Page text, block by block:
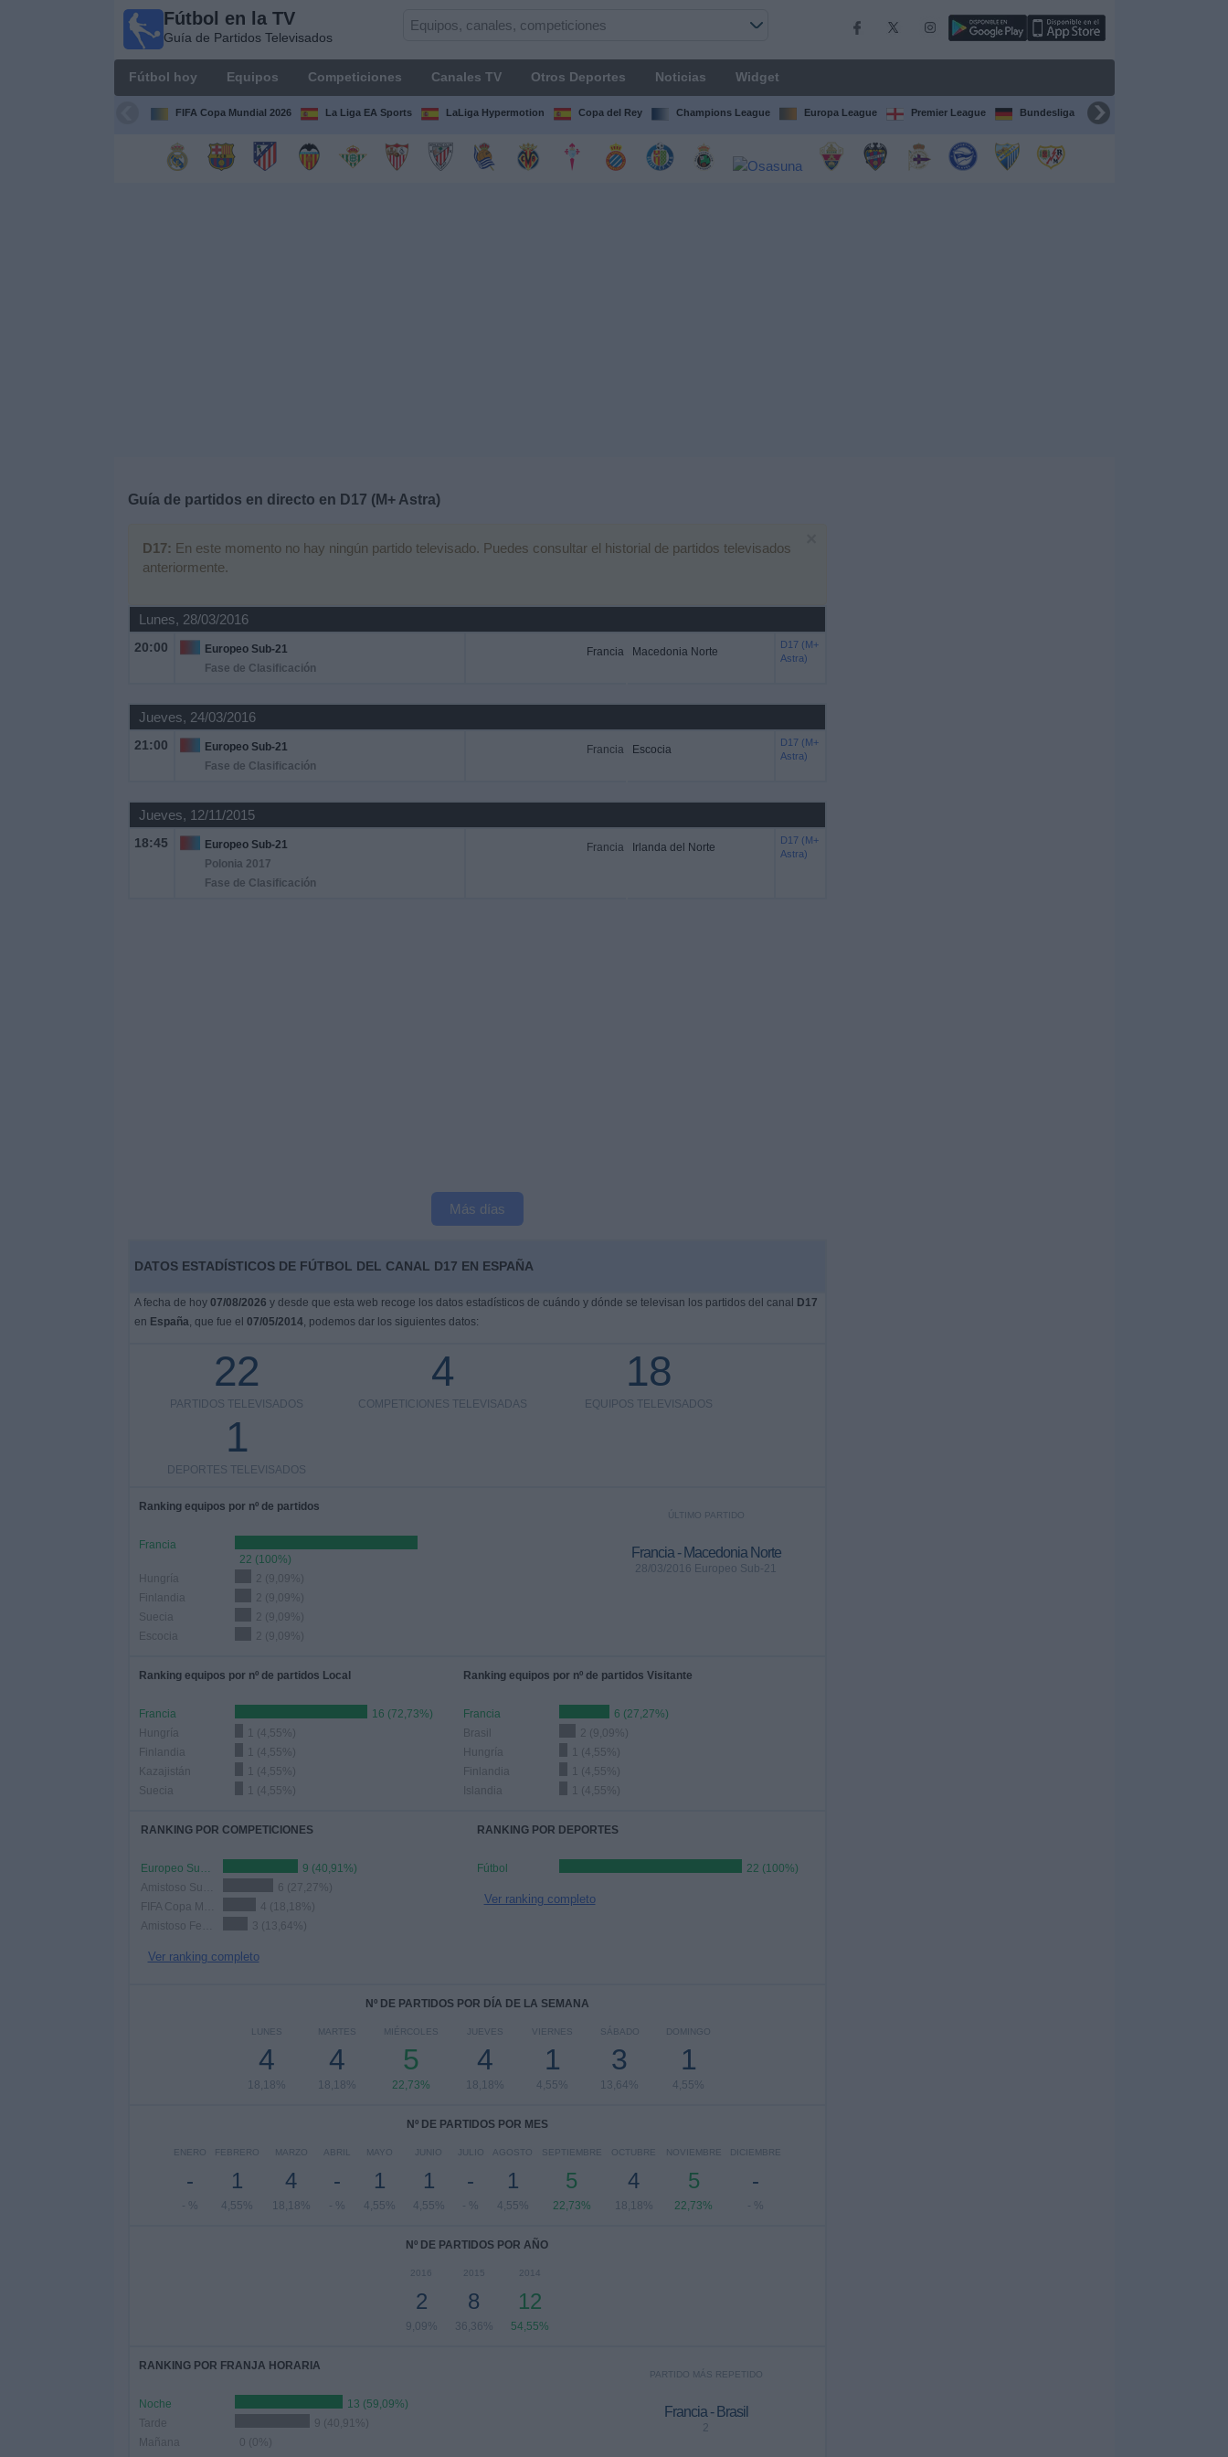
Fútbol en la TV
Guía de Partidos Televisados
Fútbol hoy Equipos Competiciones Canales TV Otros Deportes Noticias Widget
FIFA Copa Mundial 2026 La Liga EA Sports LaLiga Hypermotion Copa del Rey Champions League Europa League Premier League Bundesliga Supercopa de España
Guía de partidos en directo en D17 (M+ Astra)
D17: En este momento no hay ningún partido televisado. Puedes consultar el historial de partidos televisados
anteriormente.
Lunes, 28/03/2016
20:00
Europeo Sub-21
Fase de Clasificación
Francia Macedonia Norte
D17 (M+
Astra)
Jueves, 24/03/2016
21:00
Europeo Sub-21
Fase de Clasificación
Francia Escocia
D17 (M+
Astra)
Jueves, 12/11/2015
18:45
Europeo Sub-21
Polonia 2017
Fase de Clasificación
Francia Irlanda del Norte
D17 (M+
Astra)
Más días
DATOS ESTADÍSTICOS DE FÚTBOL DEL CANAL D17 EN ESPAÑA
A fecha de hoy 07/08/2026 y desde que esta web recoge los datos estadísticos de cuándo y dónde se televisan los partidos del canal D17
en España, que fue el 07/05/2014, podemos dar los siguientes datos:
22
PARTIDOS TELEVISADOS
4
COMPETICIONES TELEVISADAS
18
EQUIPOS TELEVISADOS
1
DEPORTES TELEVISADOS
Ranking equipos por nº de partidos
Francia
22 (100%)
Hungría
2 (9,09%)
Finlandia
2 (9,09%)
Suecia
2 (9,09%)
Escocia
2 (9,09%)
ÚLTIMO PARTIDO
Francia - Macedonia Norte
28/03/2016 Europeo Sub-21
Ranking equipos por nº de partidos Local
Francia
16 (72,73%)
Hungría
1 (4,55%)
Finlandia
1 (4,55%)
Kazajistán
1 (4,55%)
Suecia
1 (4,55%)
Ranking equipos por nº de partidos Visitante
Francia
6 (27,27%)
Brasil
2 (9,09%)
Hungría
1 (4,55%)
Finlandia
1 (4,55%)
Islandia
1 (4,55%)
RANKING POR COMPETICIONES
Europeo Sub-21
9 (40,91%)
6 (27,27%)
4 (18,18%)
3 (13,64%)
Ver ranking completo
RANKING POR DEPORTES
Fútbol 22 (100%)
Ver ranking completo
Nº DE PARTIDOS POR DÍA DE LA SEMANA
LUNES
4
18,18%
MARTES
4
18,18%
MIÉRCOLES
5
22,73%
JUEVES
4
18,18%
VIERNES
1
4,55%
SÁBADO
3
13,64%
DOMINGO
1
4,55%
Nº DE PARTIDOS POR MES
ENERO
-
- %
FEBRERO
1
4,55%
MARZO
4
18,18%
ABRIL
-
- %
MAYO
1
4,55%
JUNIO
1
4,55%
JULIO
-
- %
AGOSTO
1
4,55%
SEPTIEMBRE
5
22,73%
OCTUBRE
4
18,18%
NOVIEMBRE
5
22,73%
DICIEMBRE
-
- %
Nº DE PARTIDOS POR AÑO
2016
2
9,09%
2015
8
36,36%
2014
12
54,55%
RANKING POR FRANJA HORARIA
Noche
13 (59,09%)
Tarde
9 (40,91%)
Mañana
0 (0%)
PARTIDO MÁS REPETIDO
Francia - Brasil
2